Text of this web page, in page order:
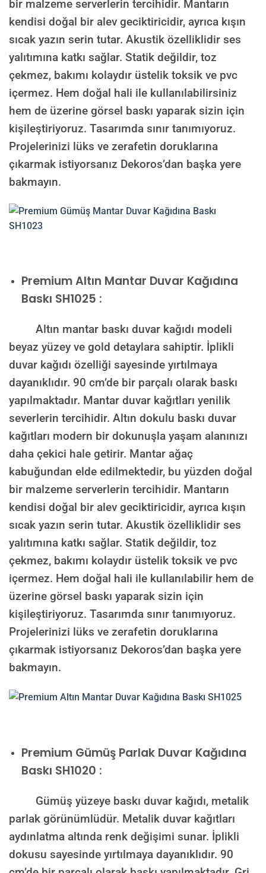
bir malzeme serverlerin tercihidir. Mantarın
kendisi doğal bir alev geciktiricidir, ayrıca kışın
sıcak yazın serin tutar. Akustik özelliklidir ses
yalıtımına katkı sağlar. Statik değildir, toz
çekmez, bakımı kolaydır üstelik toksik ve pvc
içermez. Hem doğal hali ile kullanılabilirsiniz
hem de üzerine görsel baskı yaparak sizin için
kişileştiriyoruz. Tasarımda sınır tanımıyoruz.
Projelerinizi lüks ve zerafetin doruklarına
çıkarmak istiyorsanız Dekoros’dan başka yere
bakmayın.
PremiumAltın Mantar Duvar Kağıdına
Baskı SH1025 :
Altın mantar baskı duvar kağıdı modeli
beyaz yüzey ve gold detaylara sahiptir. İplikli
duvar kağıdı özelliği sayesinde yırtılmaya
dayanıklıdır. 90 cm’de bir parçalı olarak baskı
yapılmaktadır. Mantar duvar kağıtları yenilik
severlerin tercihidir. Altın dokulu baskı duvar
kağıtları modern bir dokunuşla yaşam alanınızı
daha çekici hale getirir. Mantar ağaç
kabuğundan elde edilmektedir, bu yüzden doğal
bir malzeme serverlerin tercihidir. Mantarın
kendisi doğal bir alev geciktiricidir, ayrıca kışın
sıcak yazın serin tutar. Akustik özelliklidir ses
yalıtımına katkı sağlar. Statik değildir, toz
çekmez, bakımı kolaydır üstelik toksik ve pvc
içermez. Hem doğal hali ile kullanılabilir hem de
üzerine görsel baskı yaparak sizin için
kişileştiriyoruz. Tasarımda sınır tanımıyoruz.
Projelerinizi lüks ve zerafetin doruklarına
çıkarmak istiyorsanız Dekoros’dan başka yere
bakmayın.
Premium Gümüş Parlak Duvar Kağıdına
Baskı SH1020 :
Gümüş yüzeye baskı duvar kağıdı, metalik
parlak görünümlüdür. Metalik duvar kağıtları
aydınlatma altında renk değişimi sunar. İplikli
dokusu sayesinde yırtılmaya dayanıklıdır. 90